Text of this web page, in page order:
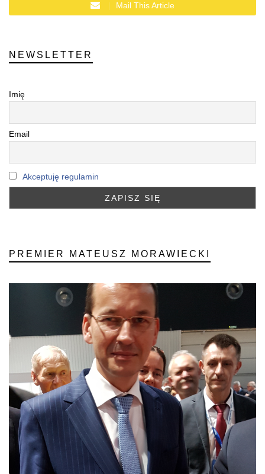
Mail This Article
NEWSLETTER
Imię
Email
Akceptuję regulamin
PREMIER MATEUSZ MORAWIECKI